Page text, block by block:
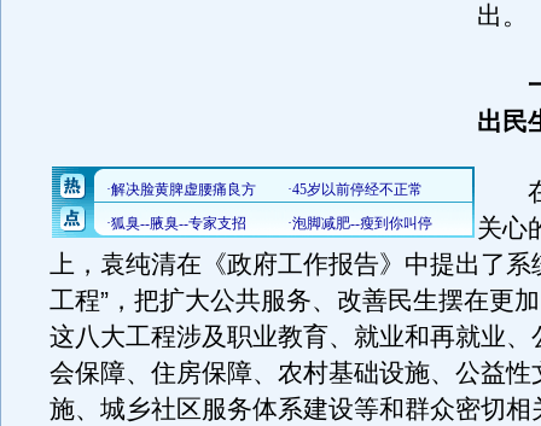
出。
一
出民
在
关心
上，袁纯清在《政府工作报告》中提出了系
工程”，把扩大公共服务、改善民生摆在更
这八大工程涉及职业教育、就业和再就业、
会保障、住房保障、农村基础设施、公益性
施、城乡社区服务体系建设等和群众密切相